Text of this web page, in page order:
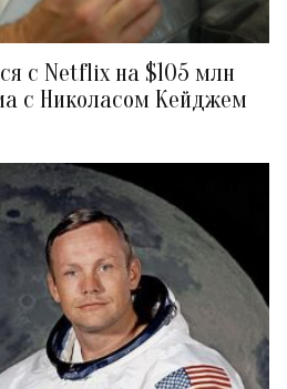
с Netflix на $105 млн
с Николасом Кейджем